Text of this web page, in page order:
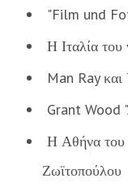
"Film und
Η Ιταλία
Man Ray
Grant Wood
Η Αθήνα του
Ζωϊτοπούλου